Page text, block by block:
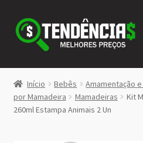
Pular
para
navegação
Pular
para
conteúdo
LOJA
<>
Início Bebês Amamentação
por Mamadeira
Mamadeiras
Kit
260ml Estampa Animais 2 Un